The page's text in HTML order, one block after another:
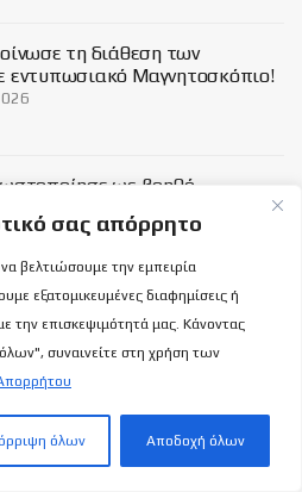
σας απόρρητο
βελτιώσουμε την εμπειρία
εξατομικευμένες διαφημίσεις ή
την επισκεψιμότητά μας. Κάνοντας
συναινείτε στη χρήση των
όλων Αποδοχή όλων
τη διάθεση των
εντυπωσιακό Μαγνητοσκόπιο!
ως βοηθό